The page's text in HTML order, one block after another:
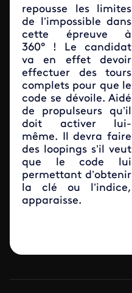
repousse les limites
de l’impossible dans
cette épreuve à
360° ! Le candidat
va en effet devoir
effectuer des tours
complets pour que le
code se dévoile. Aidé
de propulseurs qu’il
doit activer lui-
même. Il devra faire
des loopings s’il veut
que le code lui
permettant d’obtenir
la clé ou l’indice,
apparaisse.